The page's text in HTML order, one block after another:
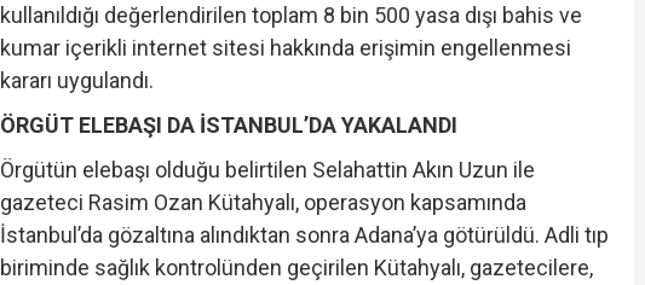
kullanıldığı değerlendirilen toplam 8 bin 500 yasa dışı bahis ve
kumar içerikli internet sitesi hakkında erişimin engellenmesi
kararı uygulandı.
ÖRGÜT ELEBAŞI DA İSTANBUL’DA YAKALANDI
Örgütün elebaşı olduğu belirtilen Selahattin Akın Uzun ile
gazeteci Rasim Ozan Kütahyalı, operasyon kapsamında
İstanbul’da gözaltına alındıktan sonra Adana’ya götürüldü. Adli tıp
biriminde sağlık kontrolünden geçirilen Kütahyalı, gazetecilere,